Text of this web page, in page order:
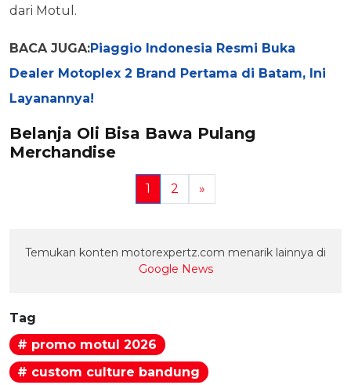
dari Motul.
BACA JUGA:Piaggio Indonesia Resmi Buka
Dealer Motoplex 2 Brand Pertama di Batam, Ini
Layanannya!
Belanja Oli Bisa Bawa Pulang
Merchandise
1 2 »
Temukan konten motorexpertz.com menarik lainnya di
Google News
Tag
# promo motul 2026
# custom culture bandung